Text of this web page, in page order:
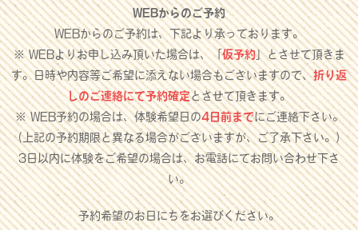
WEBからのご予約
WEBからのご予約は、下記より承っております。
※ WEBよりお申し込み頂いた場合は、「仮予約」とさせて頂きま
す。日時や内容等ご希望に添えない場合もございますので、折り返
しのご連絡にて予約確定とさせて頂きます。
※ WEB予約の場合は、体験希望日の4日前までにご連絡下さい。
（上記の予約期限と異なる場合がございますが、ご了承下さい。）
3日以内に体験をご希望の場合は、お電話にてお問い合わせ下さ
い。
予約希望のお日にちをお選びください。